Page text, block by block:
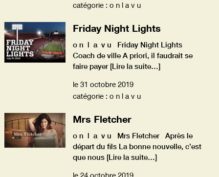
catégorie : o n l a v u
Friday Night Lights
o n l a v u Friday Night Lights
Coach de ville A priori, il faudrait se
faire payer [Lire la suite…]
le 31 octobre 2019
catégorie : o n l a v u
Mrs Fletcher
o n l a v u Mrs Fletcher Après le
départ du fils La bonne nouvelle, c’est
que nous [Lire la suite…]
le 24 octobre 2019